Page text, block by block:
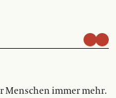
Menschen immer mehr.